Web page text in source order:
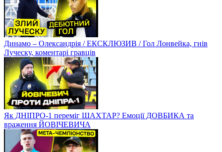
Динамо – Олександрія / ЕКСКЛЮЗИВ / Гол Лонвейка, гнів
Луческу, коментарі гравців
Як ДНІПРО-1 переміг ШАХТАР? Емоції ДОВБИКА та
враження ЙОВІЧЕВИЧА